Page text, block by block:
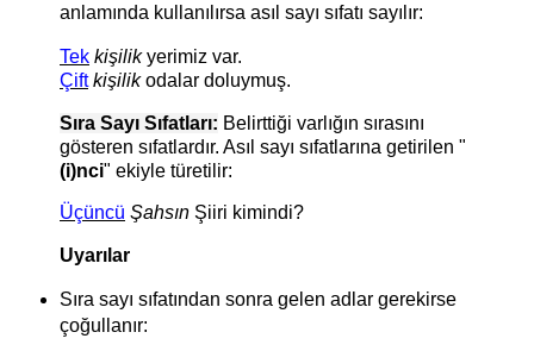
anlamında kullanılırsa asıl sayı sıfatı sayılır:
Tek kişilikyerimiz var.
Çift kişilikodalar doluymuş.
Sıra Sayı Sıfatları: Belirttiği varlığın sırasını
gösteren sıfatlardır. Asıl sayı sıfatlarına getirilen "
(i)nci" ekiyle türetilir:
Üçüncü Şahsın Şiiri kimindi?
Uyarılar
Sıra sayı sıfatından sonra gelen adlar gerekirse
çoğullanır: